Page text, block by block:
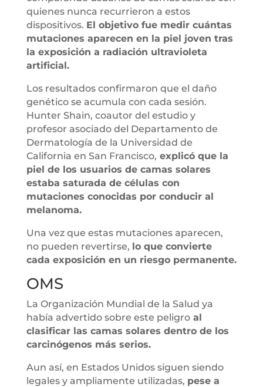
quienes nunca recurrieron a estos
dispositivos. El objetivo fue medir cuántas
mutaciones aparecen en la piel joven tras
la exposición a radiación ultravioleta
artificial.
Los resultados confirmaron que el daño
genético se acumula con cada sesión.
Hunter Shain, coautor del estudio y
profesor asociado del Departamento de
Dermatología de la Universidad de
California en San Francisco, explicó que la
piel de los usuarios de camas solares
estaba saturada de células con
mutaciones conocidas por conducir al
melanoma.
Una vez que estas mutaciones aparecen,
no pueden revertirse, lo que convierte
cada exposición en un riesgo permanente.
OMS
La Organización Mundial de la Salud ya
había advertido sobre este peligroal
clasificar las camas solares dentro de los
carcinógenos más serios.
Aun así, en Estados Unidos siguen siendo
legales y ampliamente utilizadas, pese a